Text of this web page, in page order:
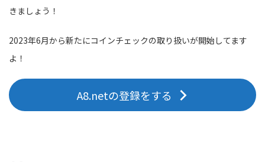
きましょう！
2023年6月から新たにコインチェックの取り扱いが開始してます
よ！
A8.netの登録をする